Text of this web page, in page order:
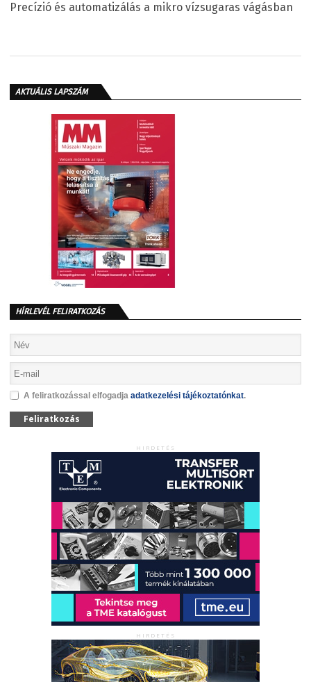
Precízió és automatizálás a mikro vízsugaras vágásban
AKTUÁLIS LAPSZÁM
HÍRLEVÉL FELIRATKOZÁS
A feliratkozással elfogadja adatkezelési tájékoztatónkat.
Feliratkozás
HIRDETÉS
HIRDETÉS